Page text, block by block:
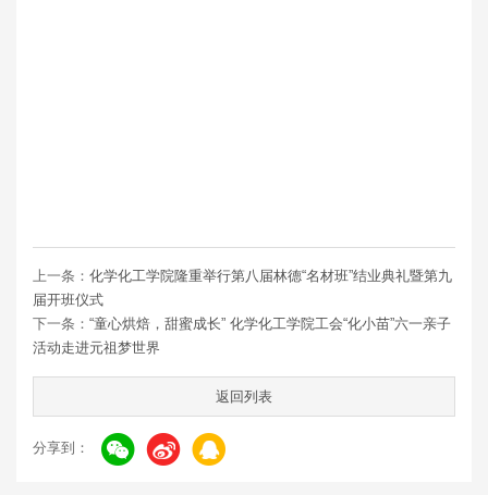
上一条： 化学化工学院隆重举行第八届林德“名材班”结业典礼暨第九
届开班仪式
下一条： “童心烘焙，甜蜜成长” 化学化工学院工会“化小苗”六一亲子
活动走进元祖梦世界
返回列表
分享到：